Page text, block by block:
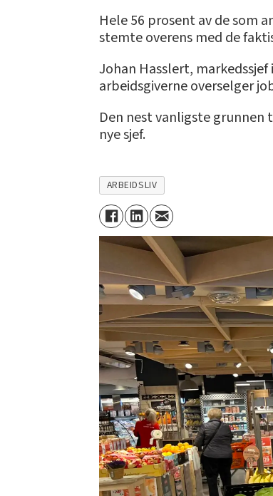
Hele 56 prosent av de som
stemte overens med de
Johan Hasslert,
arbeidsgiverne overselger
Den nest vanligste grunnen
nye sjef.
ARBEIDSLIV